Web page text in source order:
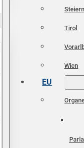
Tirol
Wien
EU